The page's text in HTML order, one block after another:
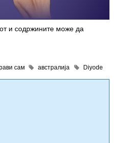
и содржините може да
сам австралија Diyode